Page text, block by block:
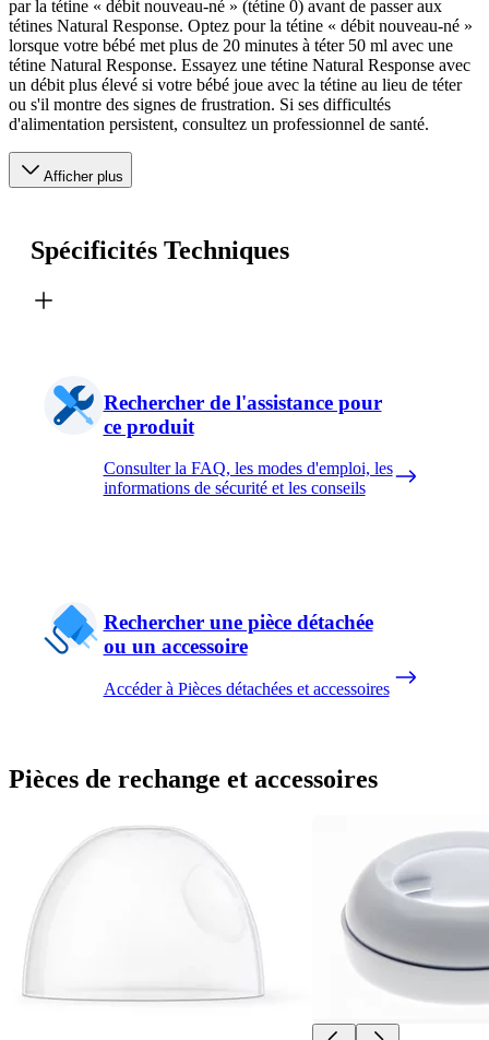
par la tétine « débit nouveau-né » (tétine 0) avant de passer aux
tétines Natural Response. Optez pour la tétine « débit nouveau-né »
lorsque votre bébé met plus de 20 minutes à téter 50 ml avec une
tétine Natural Response. Essayez une tétine Natural Response avec
un débit plus élevé si votre bébé joue avec la tétine au lieu de téter
ou s'il montre des signes de frustration. Si ses difficultés
d'alimentation persistent, consultez un professionnel de santé.
Afficher plus
Spécificités Techniques
Rechercher de l'assistance pour
ce produit
Consulter la FAQ, les modes d'emploi, les
informations de sécurité et les conseils
Rechercher une pièce détachée
ou un accessoire
Accéder à Pièces détachées et accessoires
Pièces de rechange et accessoires